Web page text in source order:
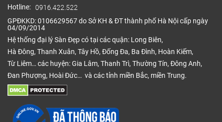
Ngoài khách hàng bán lẻ, bên cạnh đó là các cửa
hàng, đại lý bán sàn nhựa cao cấp, các dự án,
chung cư lớn…Tấm lát sàn nhựa giá rẻ
lượng luôn được nhiều khách hàng hướng đến vì giá
cả phải chăng, chất lượng tốt, được ứng dụng cao
trong đời sống.
Nguyên nhân Sàn Đẹp không bán ván sàn
Vinyl đã qua sử dụng
Hotline: 0916.422.522
GPĐKKD: 0106629567 do Sở KH & ĐT thành phố Hà Nội cấp ngày
04/09/2014
Hệ thống đại lý Sàn Đẹp có tại các quận: Long Biên,
Hà Đông, Thanh Xuân, Tây Hồ, Đống Đa, Ba Đình, Hoàn Kiếm,
Từ Liêm… các huyện: Gia Lâm, Thanh Trì, Thường Tín, Đông Anh,
Đan Phượng, Hoài Đức… và các tỉnh miền Bắc, miền Trung.